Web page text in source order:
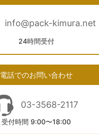
info@pack-kimura.net
24時間受付
電話でのお問い合わせ
03-3568-2117
受付時間 9:00〜18:00